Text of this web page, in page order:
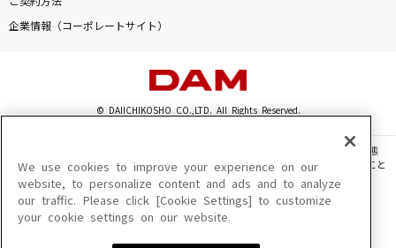
企業情報（コーポレートサイト）
© DAIICHIKOSHO CO.,LTD. All Rights Reserved.
このサイトに掲載されている一切の文章・画像・写真・動画・音声等を、手段や形態
を問わず、著作権法の定める範囲を超えて無断で複製、転載、ファイル化などすること
を禁じます。
楽曲及びコンテンツは、機種によりご利用いただけない場合があります。
楽曲及びコンテンツの配信日、配信内容が変更になる場合があります。
We use cookies to improve your experience on our
website, to personalize content and ads and to analyze
our traffic. Please click [Cookie Settings] to customize
your cookie settings on our website.